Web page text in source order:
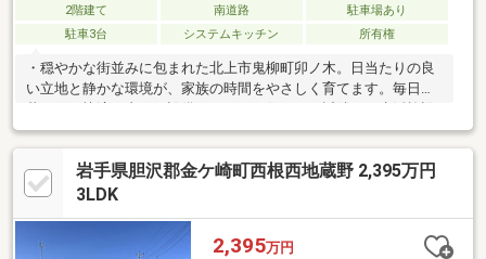
2階建て 南道路
駐車場あり
駐車3台
システムキッチン 所有権
・穏やかな街並みに包まれた北上市鬼柳町卯ノ木。日当たりの良
い立地と静かな環境が、家族の時間をやさしく育てます。毎日の
暮らしを快適に支える設備がそろった住まい。近隣には生活施設
も充実しており、安心して新生活を始められる環境です。心地よ
い光と風に満たされるこの家で、穏やかな日々を重ねてみません
か。・所有者居住中
岩手県胆沢郡金ケ崎町西根西地蔵野 2,395万円
3LDK
2,395万円